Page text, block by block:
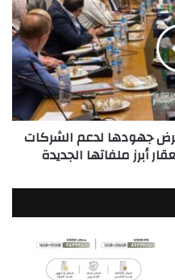
جهودها لدعم الشركات
أبرز ملفاتها الجديدة